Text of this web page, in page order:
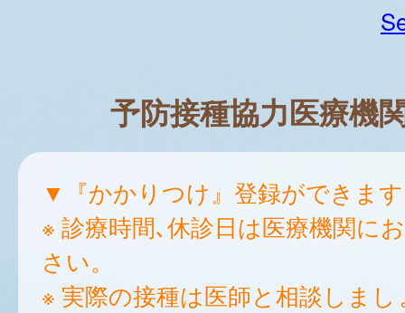
予防接種協力医療機
▼『かかりつけ』登録ができま
※ 診療時間､休診日は医療機関に
さい。
※ 実際の接種は医師と相談しまし